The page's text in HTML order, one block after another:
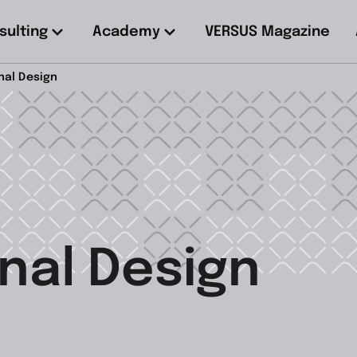
Academy VERSUS Magazine
Design
Design